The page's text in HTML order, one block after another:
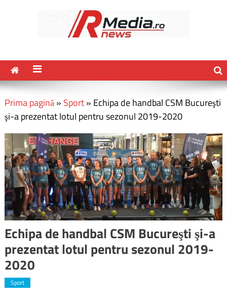
Prima pagină» Sport» Echipa de handbal CSM Bucureşti
şi-a prezentat lotul pentru sezonul 2019-2020
Echipa de handbal CSM Bucureşti şi-a
prezentat lotul pentru sezonul 2019-
2020
Sport